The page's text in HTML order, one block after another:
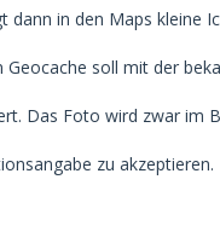
in den Maps kleine
soll mit der
Das Foto wird zwar im
zu akzeptieren.